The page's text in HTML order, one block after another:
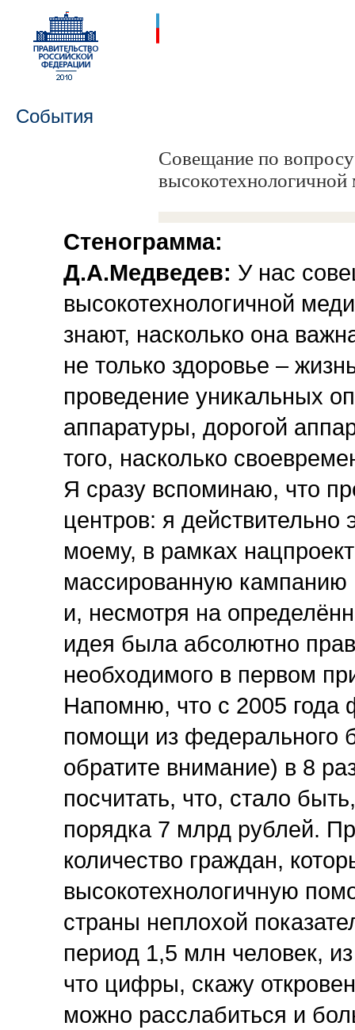
События
Совещание по вопросу
Стенограмма:
Д.А.Медведев: У нас
высокотехнологичной
знают, насколько она
не только здоровье –
проведение уникальных
аппаратуры, дорогой
того, насколько
Я сразу вспоминаю, что
центров: я действительно
моему, в рамках
массированную кампанию
и, несмотря на
идея была абсолютно
необходимого в первом
Напомню, что с 2005 года
помощи из федерального
обратите внимание) в 8
посчитать, что, стало
порядка 7 млрд рублей.
количество граждан,
высокотехнологичную
страны неплохой
период 1,5 млн человек,
что цифры, скажу
можно расслабиться и